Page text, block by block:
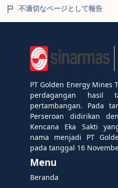
不適切なページとして報告
PT Golden Energy Mines
perdagangan hasil
pertambangan. Pada
Perseroan didirikan
Kencana Eka Sakti
nama menjadi PT
pada tanggal 16
Menu
Beranda